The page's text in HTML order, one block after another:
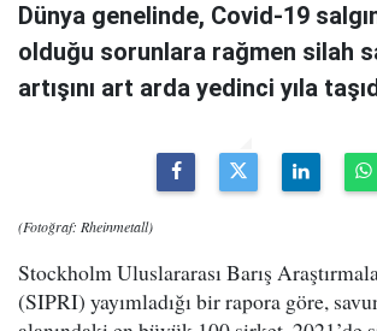
Dünya genelinde, Covid-19
olduğu sorunlara rağmen silah
artışını art arda yedinci yıla
(Fotoğraf: Rheinmetall)
Stockholm Uluslararası Barış
(SIPRI) yayımladığı bir rapora göre,